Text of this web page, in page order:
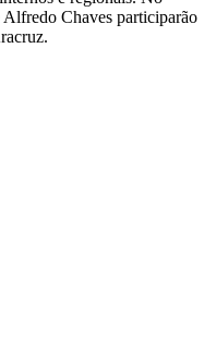
Chaves participarão